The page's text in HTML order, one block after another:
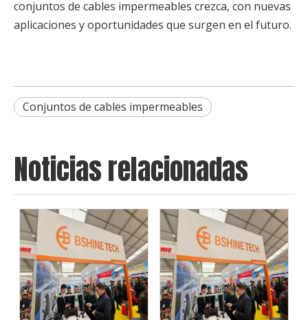
conjuntos de cables impermeables crezca, con nuevas
aplicaciones y oportunidades que surgen en el futuro.
Conjuntos de cables impermeables
Noticias relacionadas